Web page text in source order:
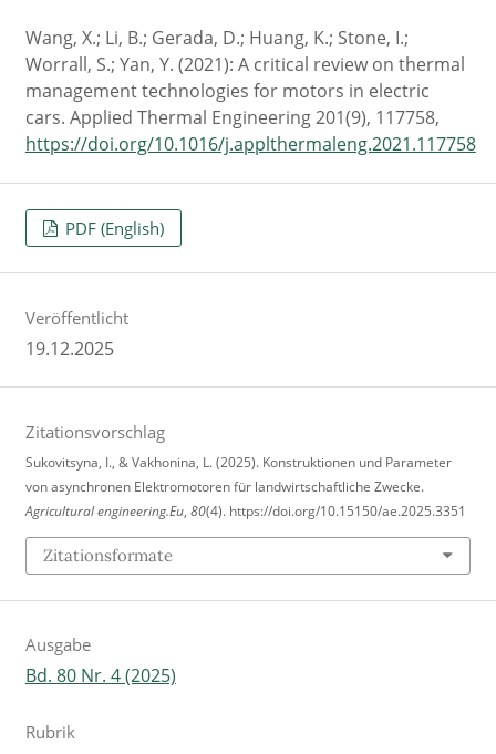
Wang, X.; Li, B.; Gerada, D.; Huang, K.; Stone, I.;
Worrall, S.; Yan, Y. (2021): A critical review on thermal
management technologies for motors in electric
cars. Applied Thermal Engineering 201(9), 117758,
https://doi.org/10.1016/j.applthermaleng.2021.117758
PDF (English)
Veröffentlicht
19.12.2025
Zitationsvorschlag
Sukovitsyna, I., & Vakhonina, L. (2025). Konstruktionen und Parameter
von asynchronen Elektromotoren für landwirtschaftliche Zwecke.
Agricultural engineering.Eu, 80(4). https://doi.org/10.15150/ae.2025.3351
Zitationsformate
Ausgabe
Bd. 80 Nr. 4 (2025)
Rubrik